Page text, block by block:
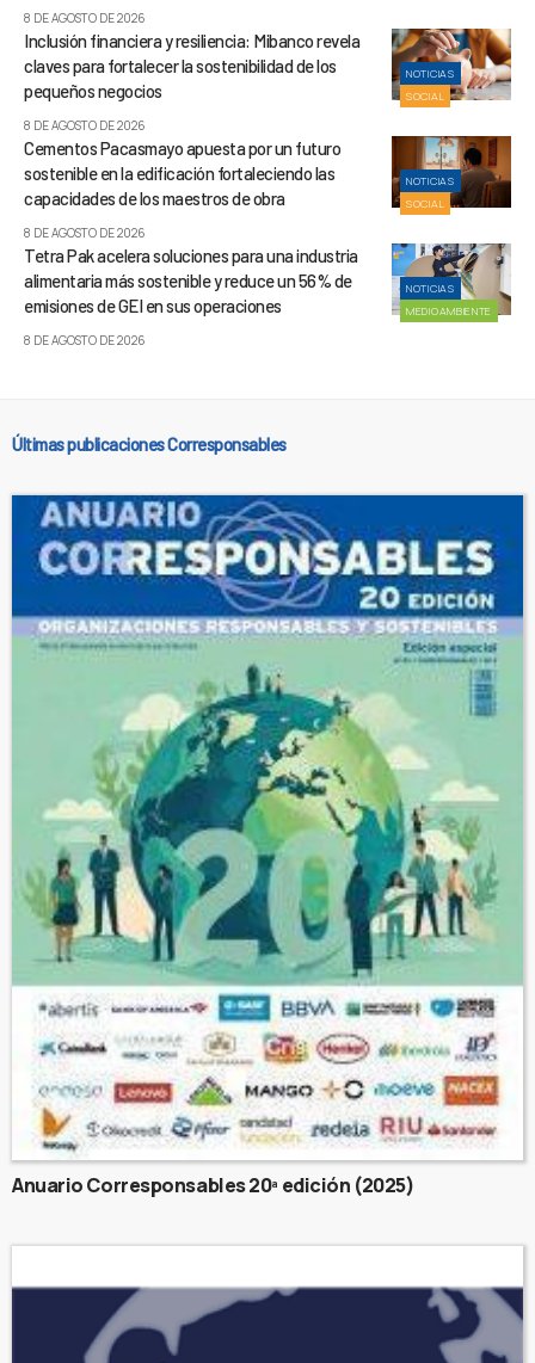
8 DE AGOSTO DE 2026
NOTICIAS
SOCIAL
Inclusión financiera y resiliencia: Mibanco revela
claves para fortalecer la sostenibilidad de los
pequeños negocios
8 DE AGOSTO DE 2026
NOTICIAS
SOCIAL
Cementos Pacasmayo apuesta por un futuro
sostenible en la edificación fortaleciendo las
capacidades de los maestros de obra
8 DE AGOSTO DE 2026
NOTICIAS
MEDIOAMBIENTE
Tetra Pak acelera soluciones para una industria
alimentaria más sostenible y reduce un 56% de
emisiones de GEI en sus operaciones
8 DE AGOSTO DE 2026
Últimas publicaciones Corresponsables
Anuario Corresponsables 20ª edición (2025)